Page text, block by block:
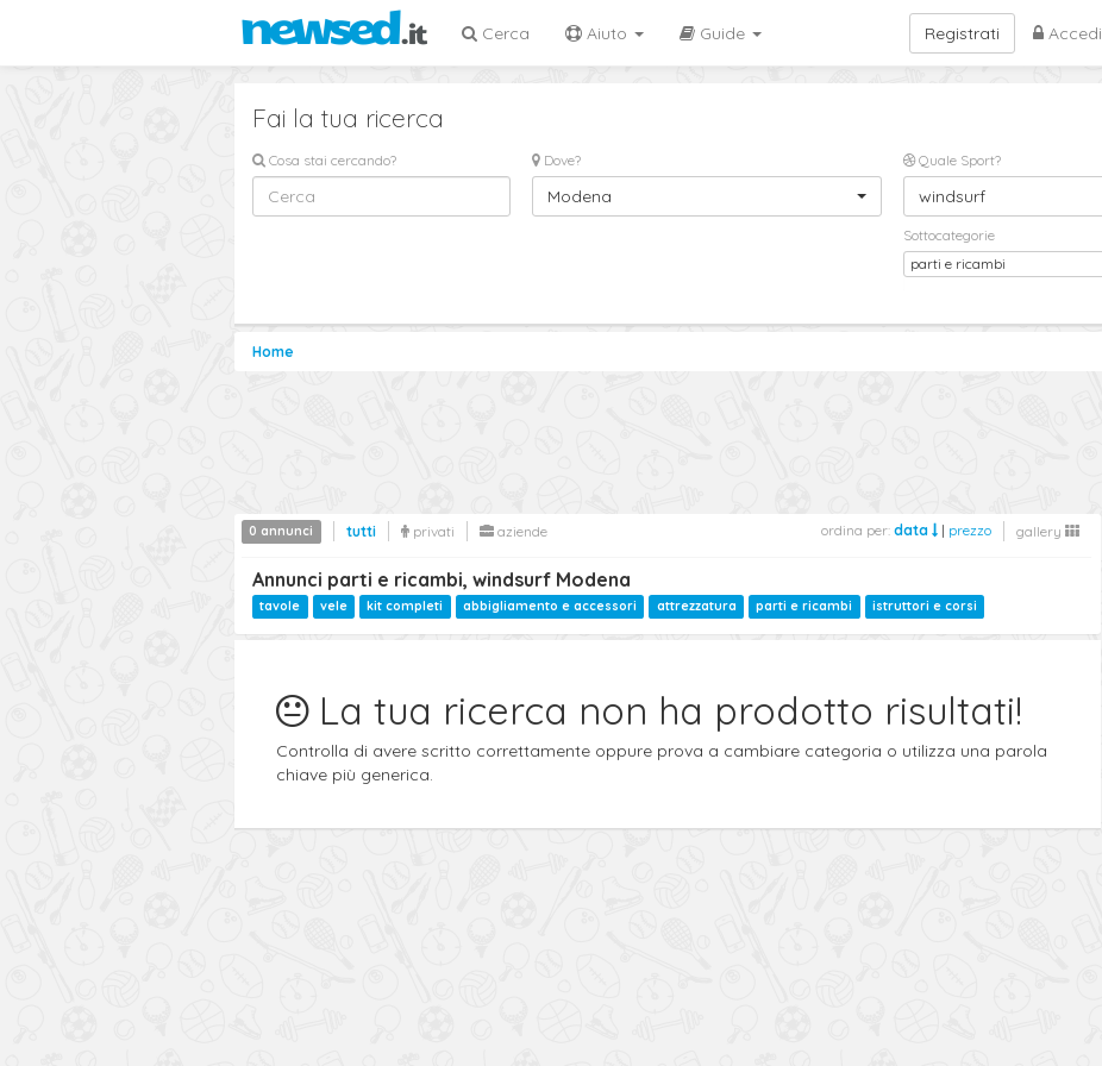
Cerca Aiuto Guide Accedi
Registrati
Fai la tua ricerca
Cosa stai cercando? Dove?
Modena
Quale Sport?
windsurf
Sottocategorie
parti e ricambi
Home
tutti privati aziende
0 annunci ordina per: data | prezzo gallery
Annunci parti e ricambi, windsurf Modena
tavole vele kit completi abbigliamento e accessori attrezzatura parti e ricambi istruttori e corsi
La tua ricerca non ha prodotto risultati!
Controlla di avere scritto correttamente oppure prova a cambiare categoria o utilizza una parola
chiave più generica.